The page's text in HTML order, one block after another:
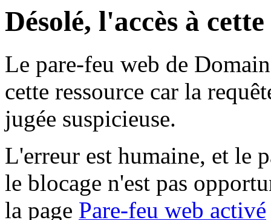
Désolé, l'accès à
Le pare-feu web de
cette ressource car la
jugée suspicieuse.
L'erreur est humaine, et le
le blocage n'est pas
la page Pare-feu web activé